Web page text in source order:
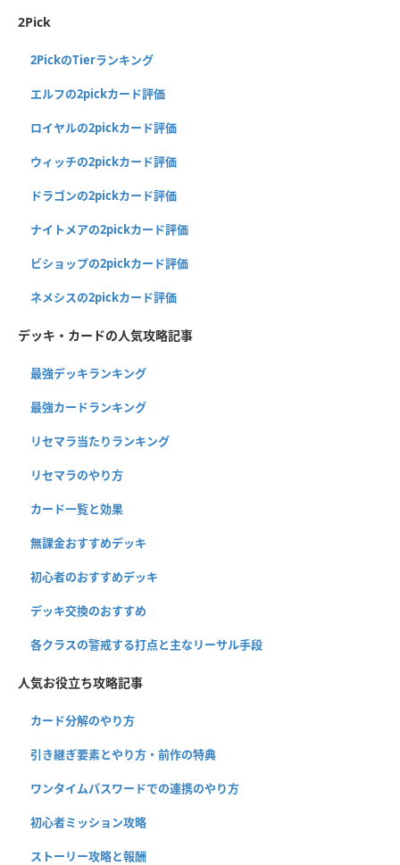
2Pick
2PickのTierランキング
エルフの2pickカード評価
ロイヤルの2pickカード評価
ウィッチの2pickカード評価
ドラゴンの2pickカード評価
ナイトメアの2pickカード評価
ビショップの2pickカード評価
ネメシスの2pickカード評価
デッキ・カードの人気攻略記事
最強デッキランキング
最強カードランキング
リセマラ当たりランキング
リセマラのやり方
カード一覧と効果
無課金おすすめデッキ
初心者のおすすめデッキ
デッキ交換のおすすめ
各クラスの警戒する打点と主なリーサル手段
人気お役立ち攻略記事
カード分解のやり方
引き継ぎ要素とやり方・前作の特典
ワンタイムパスワードでの連携のやり方
初心者ミッション攻略
ストーリー攻略と報酬